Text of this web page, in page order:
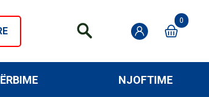
0
NJOFTIME